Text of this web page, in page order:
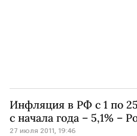
Инфляция в РФ с 1 по
с начала года – 5,1% –
27 июля 2011, 19:46